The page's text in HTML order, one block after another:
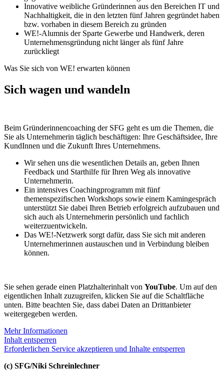
Innovative weibliche Gründerinnen aus den Bereichen IT und
Nachhaltigkeit, die in den letzten fünf Jahren gegründet haben
bzw. vorhaben in diesem Bereich zu gründen
WE!-Alumnis der Sparte Gewerbe und Handwerk, deren
Unternehmensgründung nicht länger als fünf Jahre
zurückliegt
Was Sie sich von WE! erwarten können
Sich wagen und wandeln
Beim Gründerinnencoaching der SFG geht es um die Themen, die
Sie als Unternehmerin täglich beschäftigen: Ihre Geschäftsidee, Ihre
KundInnen und die Zukunft Ihres Unternehmens.
Wir sehen uns die wesentlichen Details an, geben Ihnen
Feedback und Starthilfe für Ihren Weg als innovative
Unternehmerin.
Ein intensives Coachingprogramm mit fünf
themenspezifischen Workshops sowie einem Kamingespräch
unterstützt Sie dabei Ihren Betrieb erfolgreich aufzubauen und
sich auch als Unternehmerin persönlich und fachlich
weiterzuentwickeln.
Das WE!-Netzwerk sorgt dafür, dass Sie sich mit anderen
Unternehmerinnen austauschen und in Verbindung bleiben
können.
Sie sehen gerade einen Platzhalterinhalt von YouTube. Um auf den
eigentlichen Inhalt zuzugreifen, klicken Sie auf die Schaltfläche
unten. Bitte beachten Sie, dass dabei Daten an Drittanbieter
weitergegeben werden.
Mehr Informationen
Inhalt entsperren
Erforderlichen Service akzeptieren und Inhalte entsperren
(c) SFG/Niki Schreinlechner